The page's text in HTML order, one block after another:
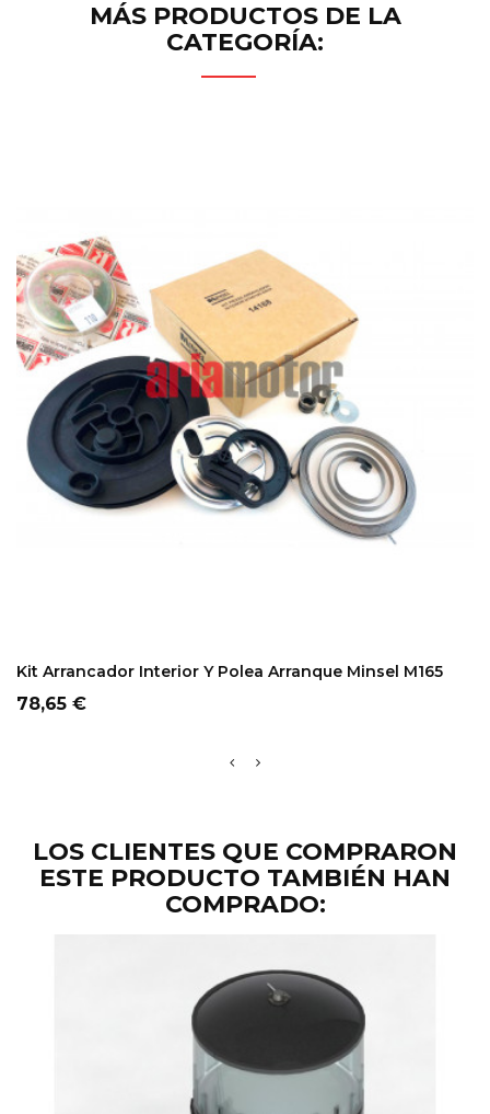
MÁS PRODUCTOS DE LA
CATEGORÍA:
Kit Arrancador Interior Y Polea Arranque Minsel M165
Precio
78,65 €
LOS CLIENTES QUE COMPRARON
ESTE PRODUCTO TAMBIÉN HAN
COMPRADO: